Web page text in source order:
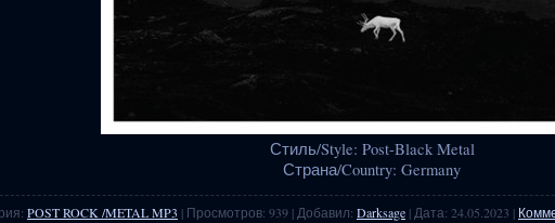
Стиль/Style: Post-Black Metal
Страна/Country: Germany
POST ROCK /METAL MP3 | Просмотров: 939 | Добавил: Darksage | Дата: 24.05.2023 |